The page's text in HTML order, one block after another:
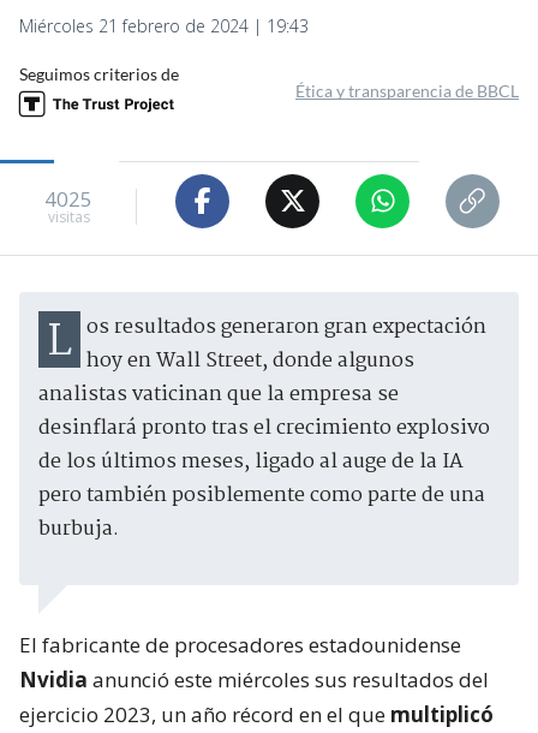
Miércoles 21 febrero de 2024 | 19:43
Seguimos criterios de
Ética y transparencia de BBCL
4025
visitas
Los resultados generaron gran expectación hoy en Wall Street, donde algunos
analistas vaticinan que la empresa se
desinflará pronto tras el crecimiento explosivo
de los últimos meses, ligado al auge de la IA
pero también posiblemente como parte de una
burbuja.
El fabricante de procesadores estadounidense
Nvidia anunció este miércoles sus resultados del
ejercicio 2023, un año récord en el que multiplicó